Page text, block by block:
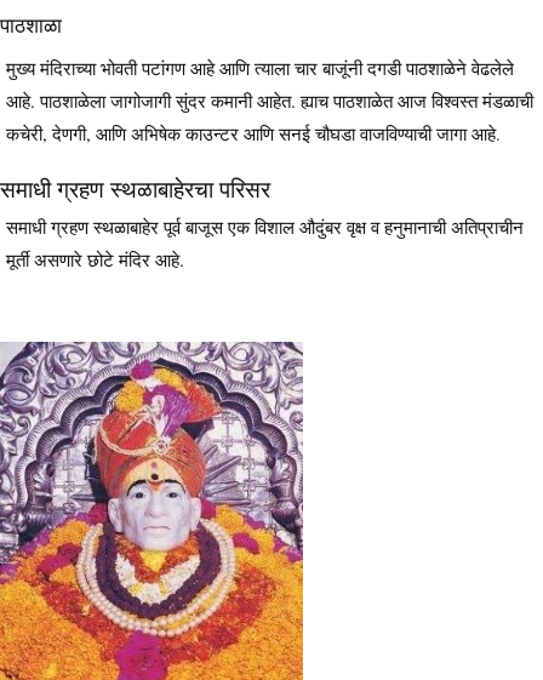
पाठशाळा
मुख्य मंदिराच्या भोवती पटांगण आहे आणि त्याला चार बाजूंनी दगडी पाठशाळेने वेढलेले
आहे. पाठशाळेला जागोजागी सुंदर कमानी आहेत. ह्याच पाठशाळेत आज विश्वस्त मंडळाची
कचेरी, देणगी, आणि अभिषेक काउन्टर आणि सनई चौघडा वाजविण्याची जागा आहे.
समाधी ग्रहण स्थळाबाहेरचा परिसर
समाधी ग्रहण स्थळाबाहेर पूर्व बाजूस एक विशाल औदुंबर वृक्ष व हनुमानाची अतिप्राचीन
मूर्ती असणारे छोटे मंदिर आहे.